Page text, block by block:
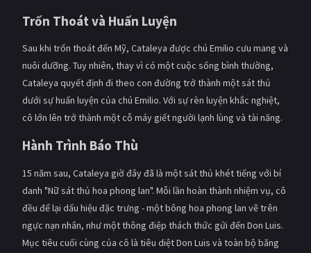
TUYỂN TẬP PHIM
BLOG
Trốn Thoát và Huấn Luyện
Sau khi trốn thoát đến Mỹ, Cataleya được chú Emilio cưu mang và
nuôi dưỡng. Tuy nhiên, thay vì có một cuộc sống bình thường,
Cataleya quyết định đi theo con đường trở thành một sát thủ
dưới sự huấn luyện của chú Emilio. Với sự rèn luyện khắc nghiệt,
cô lớn lên trở thành một cỗ máy giết người lạnh lùng và tài năng.
Hành Trình Báo Thù
15 năm sau, Cataleya giờ đây đã là một sát thủ khét tiếng với bí
danh "Nữ sát thủ hoa phong lan". Mỗi lần hoàn thành nhiệm vụ, cô
đều để lại dấu hiệu đặc trưng - một bông hoa phong lan vẽ trên
ngực nạn nhân, như một thông điệp thách thức gửi đến Don Luis.
Mục tiêu cuối cùng của cô là tiêu diệt Don Luis và toàn bộ băng